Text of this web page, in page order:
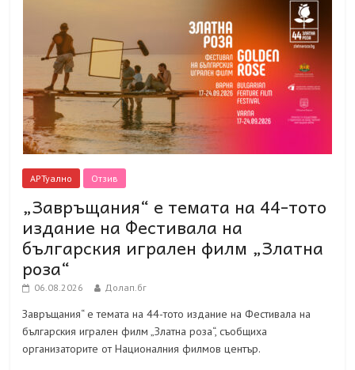
АРТуално Отзив
„Завръщания“ е темата на 44-тото
издание на Фестивала на
българския игрален филм „Златна
роза“
06.08.2026 Долап.бг
Завръщания“ е темата на 44-тото издание на Фестивала на
българския игрален филм „Златна роза“, съобщиха
организаторите от Националния филмов център.